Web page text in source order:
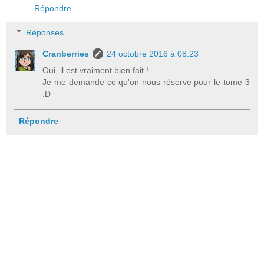
Répondre
Réponses
Cranberries
24 octobre 2016 à 08:23
Oui, il est vraiment bien fait !
Je me demande ce qu'on nous réserve pour le tome 3
:D
Répondre